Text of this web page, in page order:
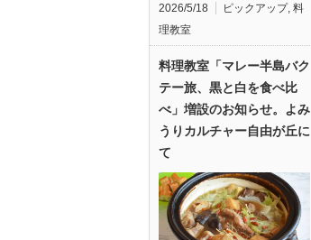
2026/5/18 ピックアップ, 料
理教室
料理教室「マレー半島バク
テー旅、黒と白を食べ比
べ」増設のお知らせ。よみ
うりカルチャー自由が丘に
て